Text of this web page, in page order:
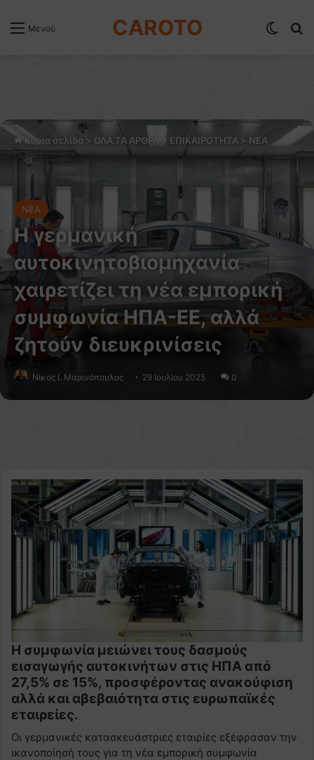
Μενού CAROTO
Κύρια σελίδα > ΟΛΑ ΤΑ ΑΡΘΡΑ > ΕΠΙΚΑΙΡΟΤΗΤΑ > NEA
NEA
H γερμανική
αυτοκινητοβιομηχανία
χαιρετίζει τη νέα εμπορική
συμφωνία ΗΠΑ-ΕΕ, αλλά
ζητούν διευκρινίσεις
Nίκος Ι. Mαρινόπουλος 29 Ιουλίου 2025 0
Η συμφωνία μειώνει τους δασμούς
εισαγωγής αυτοκινήτων στις ΗΠΑ από
27,5% σε 15%, προσφέροντας ανακούφιση
αλλά και αβεβαιότητα στις ευρωπαϊκές
εταιρείες.
Οι γερμανικές κατασκευάστριες εταιρίες εξέφρασαν την
ικανοποίησή τους για τη νέα εμπορική συμφωνία